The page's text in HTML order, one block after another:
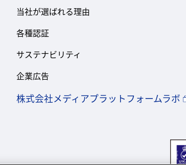
当社が選ばれる理由
各種認証
サステナビリティ
企業広告
株式会社メディアプラットフォームラボ